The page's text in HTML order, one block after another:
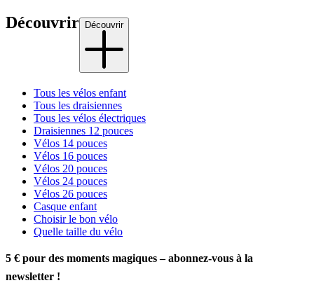
Découvrir Découvrir
Tous les vélos enfant
Tous les draisiennes
Tous les vélos électriques
Draisiennes 12 pouces
Vélos 14 pouces
Vélos 16 pouces
Vélos 20 pouces
Vélos 24 pouces
Vélos 26 pouces
Casque enfant
Choisir le bon vélo
Quelle taille du vélo
5 € pour des moments magiques – abonnez-vous à la
newsletter !